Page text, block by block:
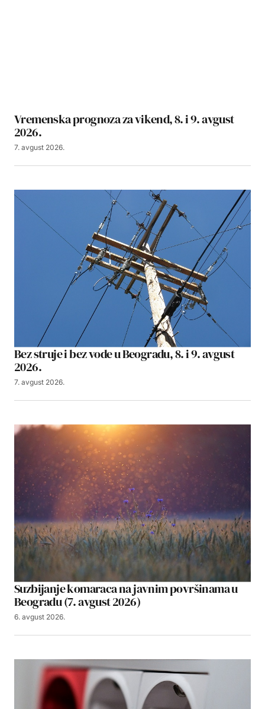
Vremenska prognoza za vikend, 8. i 9. avgust
2026.
7. avgust 2026.
Bez struje i bez vode u Beogradu, 8. i 9. avgust
2026.
7. avgust 2026.
Suzbijanje komaraca na javnim površinama u
Beogradu (7. avgust 2026)
6. avgust 2026.